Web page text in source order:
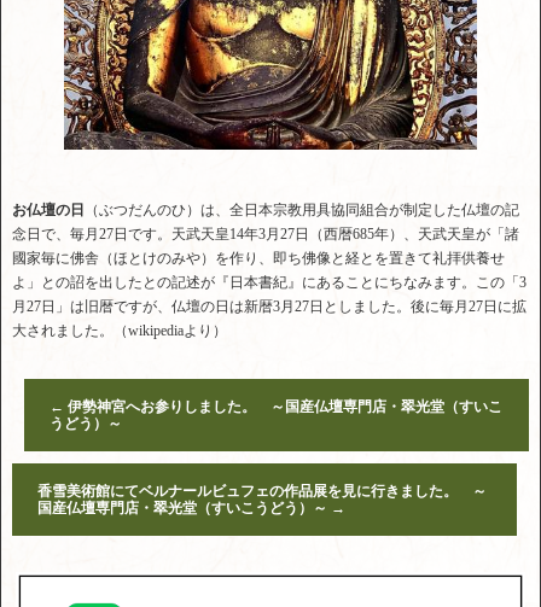
お仏壇の日
（ぶつだんのひ）は、全日本宗教用具協同組合が制定した仏壇の記
念日で、毎月27日です。天武天皇14年3月27日（西暦685年）、天武天皇が「諸
國家毎に佛舎（ほとけのみや）を作り、即ち佛像と経とを置きて礼拝供養せ
よ」との詔を出したとの記述が『日本書紀』にあることにちなみます。この「3
月27日」は旧暦ですが、仏壇の日は新暦3月27日としました。後に毎月27日に拡
大されました。（wikipediaより）
← 伊勢神宮へお参りしました。 ～国産仏壇専門店・翠光堂（すいこ
うどう）～
香雪美術館にてベルナールビュフェの作品展を見に行きました。 ～
国産仏壇専門店・翠光堂（すいこうどう）～ →